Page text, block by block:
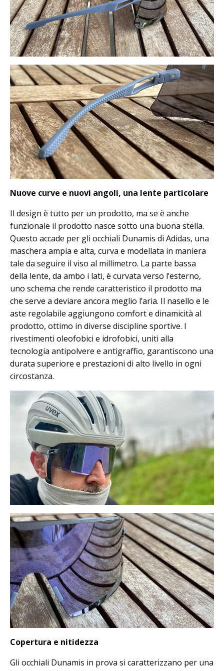
Nuove curve e nuovi angoli, una lente particolare
Il design è tutto per un prodotto, ma se è anche
funzionale il prodotto nasce sotto una buona stella.
Questo accade per gli occhiali Dunamis di Adidas, una
maschera ampia e alta, curva e modellata in maniera
tale da seguire il viso al millimetro. La parte bassa
della lente, da ambo i lati, è curvata verso l’esterno,
uno schema che rende caratteristico il prodotto ma
che serve a deviare ancora meglio l’aria. Il nasello e le
aste regolabile aggiungono comfort e dinamicità al
prodotto, ottimo in diverse discipline sportive. I
rivestimenti oleofobici e idrofobici, uniti alla
tecnologia antipolvere e antigraffio, garantiscono una
durata superiore e prestazioni di alto livello in ogni
circostanza.
Copertura e nitidezza
Gli occhiali Dunamis in prova si caratterizzano per una